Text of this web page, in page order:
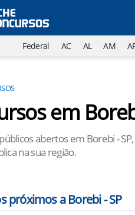
Federal AC AL AM
em
abertos em Borebi -
na sua região.
próximos a Borebi - SP